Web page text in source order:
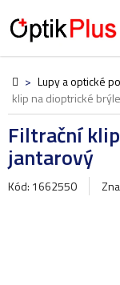
na
obsah
Domů
> Lupy a optické
klip na dioptrické
Filtrační
jantarový
Kód: 1662550